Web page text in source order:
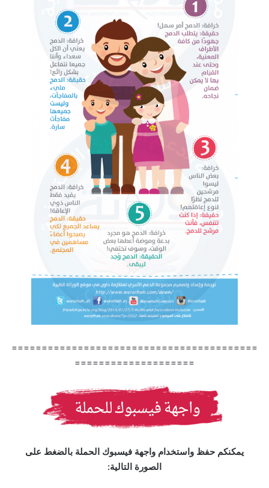
=========================================
====================
يمكنكم حفظ واستخدام واجهة فيسبوك الحملة بالضغط على
الصورة التالية: